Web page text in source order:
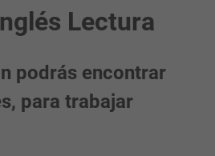
Lectura
podrás encontrar
para trabajar